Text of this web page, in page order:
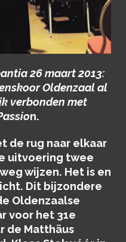
26 maart 2013:
Oldenzaal al
verbonden met
n.
de rug naar elkaar
uitvoering twee
wijzen. Het is en
Dit bijzondere
Oldenzaalse
voor het 31e
de Matthäus